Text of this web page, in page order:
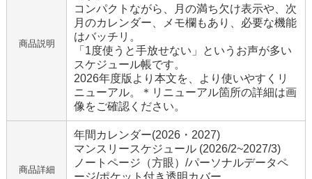
商品説明
コンパクトながら、月の満ち欠け表示や、次
月のカレンダー、メモ欄もあり、必要な機能
はバッチリ。
「1度使うと手放せない」というお声が多い
スケジュール帳です。
2026年度版より本文を、より使いやすくリ
ニューアル。＊リニューアル箇所の詳細は画
像をご確認ください。
商品詳細
年間カレンダー(2026・2027)
マンスリースケジュール (2026/2~2027/3)
ノートページ（方眼）/パーソナルデータペ
ージ/ポケット付き透明カバー